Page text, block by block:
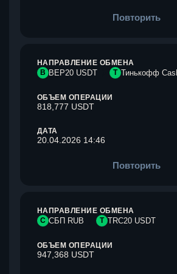
Повторить
НАПРАВЛЕНИЕ ОБМЕНА
B BEP20 USDT Т Тинькофф
ОБЪЕМ ОПЕРАЦИИ
818,777 USDT
ДАТА
20.04.2026 14:46
Повторить
НАПРАВЛЕНИЕ ОБМЕНА
С СБП RUB T TRC20 USDT
ОБЪЕМ ОПЕРАЦИИ
947,368 USDT